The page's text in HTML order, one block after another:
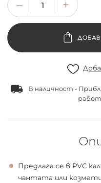
В наличност -
Предлага се в PVC
чантата или